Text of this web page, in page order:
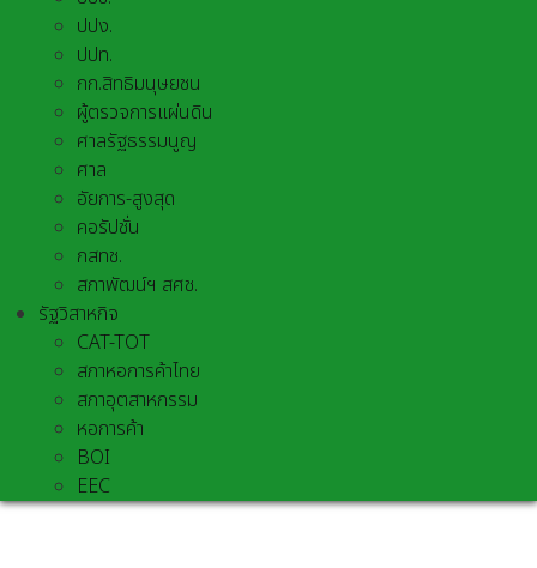
ปปง.
ปปท.
กก.สิทธิมนุษยชน
ผู้ตรวจการแผ่นดิน
ศาลรัฐธรรมนูญ
ศาล
อัยการ-สูงสุด
คอรัปชั่น
กสทช.
สภาพัฒน์ฯ สศช.
รัฐวิสาหกิจ
CAT-TOT
สภาหอการค้าไทย
สภาอุตสาหกรรม
หอการค้า
BOI
EEC